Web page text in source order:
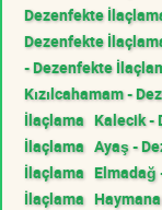
Dezenfekte
Dezenfekte
- Dezenfekte
Kızılcahamam -
İlaçlama Kalecik -
İlaçlama Ayaş -
İlaçlama Elmadağ
İlaçlama